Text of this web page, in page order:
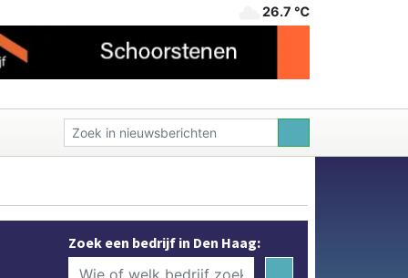
26.7 ℃
Zoek een bedrijf in Den Haag: